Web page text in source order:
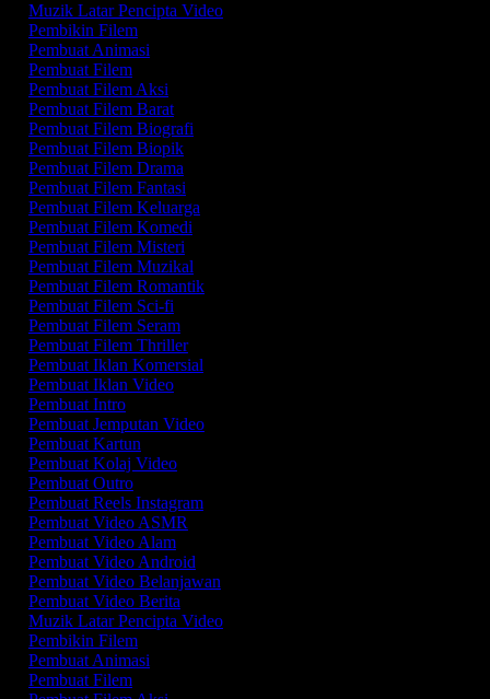
Muzik Latar Pencipta Video
Pembikin Filem
Pembuat Animasi
Pembuat Filem
Pembuat Filem Aksi
Pembuat Filem Barat
Pembuat Filem Biografi
Pembuat Filem Biopik
Pembuat Filem Drama
Pembuat Filem Fantasi
Pembuat Filem Keluarga
Pembuat Filem Komedi
Pembuat Filem Misteri
Pembuat Filem Muzikal
Pembuat Filem Romantik
Pembuat Filem Sci-fi
Pembuat Filem Seram
Pembuat Filem Thriller
Pembuat Iklan Komersial
Pembuat Iklan Video
Pembuat Intro
Pembuat Jemputan Video
Pembuat Kartun
Pembuat Kolaj Video
Pembuat Outro
Pembuat Reels Instagram
Pembuat Video ASMR
Pembuat Video Alam
Pembuat Video Android
Pembuat Video Belanjawan
Pembuat Video Berita
Muzik Latar Pencipta Video
Pembikin Filem
Pembuat Animasi
Pembuat Filem